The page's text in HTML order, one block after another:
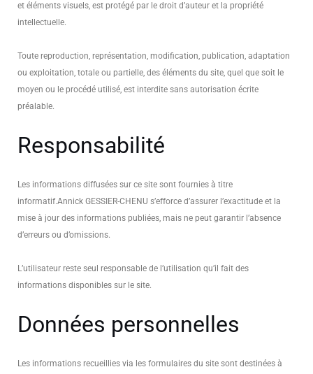
et éléments visuels, est protégé par le droit d’auteur et la propriété
intellectuelle.
Toute reproduction, représentation, modification, publication, adaptation
ou exploitation, totale ou partielle, des éléments du site, quel que soit le
moyen ou le procédé utilisé, est interdite sans autorisation écrite
préalable.
Responsabilité
Les informations diffusées sur ce site sont fournies à titre
informatif.Annick GESSIER-CHENU s’efforce d’assurer l’exactitude et la
mise à jour des informations publiées, mais ne peut garantir l’absence
d’erreurs ou d’omissions.
L’utilisateur reste seul responsable de l’utilisation qu’il fait des
informations disponibles sur le site.
Données personnelles
Les informations recueillies via les formulaires du site sont destinées à